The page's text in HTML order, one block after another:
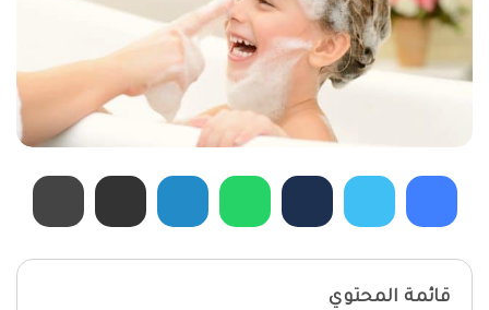
قائمة المحتوي